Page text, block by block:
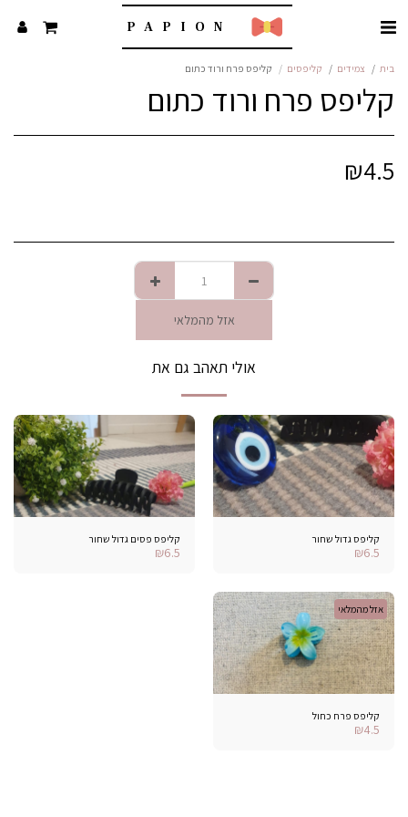
PAPION
בית צמידים קליפסים קליפס פרח ורוד כתום
קליפס פרח ורוד כתום
₪4.5
אזל מהמלאי
אולי תאהב גם את
קליפס גדול שחור
₪6.5
קליפס פסים גדול שחור
₪6.5
אזל מהמלאי
קליפס פרח כחול
₪4.5